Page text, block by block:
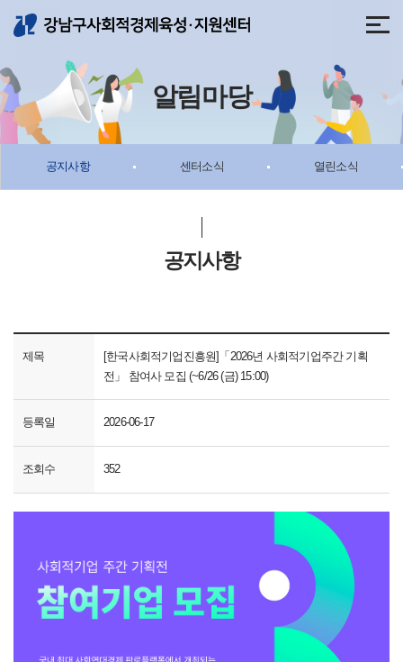
메뉴 바로가기
알림마당
공지사항 센터소식 열린소식
공지사항
제목
[한국사회적기업진흥원]「2026년 사회적기업주간 기획
전」 참여사 모집 (~6/26 (금) 15:00)
등록일 2026-06-17
조회수 352